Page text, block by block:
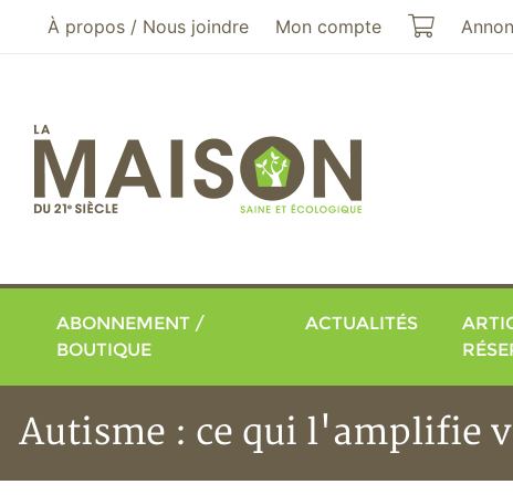
Aller au menu principal
Aller au contenu principal
À propos / Nous joindre Mon compte Mon
ABONNEMENT /
BOUTIQUE
ACTUALITÉS
Autisme : ce qui l'amplifie